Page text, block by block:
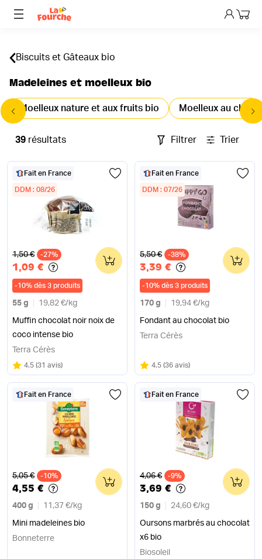
Mon
Biscuits et Gâteaux bio
Madeleines et moelleux bio
Moelleux nature et aux fruits bio Moelleux au
39 résultats Filtrer Trier
Fait en France
DDM : 08/26
Ancien prix
1,50 € -27%
1,09 €
-10% dès 3 produits
55 g 19,82 €/ kg
Muffin chocolat noir noix de
coco intense bio
0
Terra Cérès
Note
4.5 sur 5
(31 avis)
Fait en France
DDM : 07/26
Ancien prix
5,50 € -38%
3,39 €
-10% dès 3 produits
170 g 19,94 €/ kg
Fondant au chocolat bio
0
Terra Cérès
Note
4.5 sur 5
(36 avis)
Fait en France
Ancien prix
5,05 € -10%
4,55 €
400 g 11,37 €/ kg
Mini madeleines bio
0
Bonneterre
Fait en France
Ancien prix
4,06 € -9%
3,69 €
150 g 24,60 €/ kg
Oursons marbrés au chocolat
x6 bio
0
Biosoleil